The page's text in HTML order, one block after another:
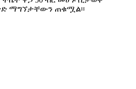
ማግኘታቸውን ጠቁሟል፡፡